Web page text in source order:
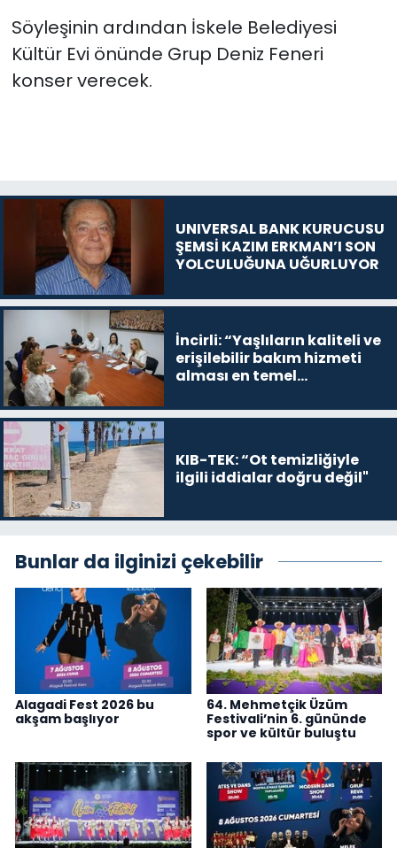
Söyleşinin ardından İskele Belediyesi
Kültür Evi önünde Grup Deniz Feneri
konser verecek.
UNIVERSAL BANK KURUCUSU
ŞEMSİ KAZIM ERKMAN’I SON
YOLCULUĞUNA UĞURLUYOR
İncirli: “Yaşlıların kaliteli ve
erişilebilir bakım hizmeti
alması en temel
KIB-TEK: “Ot temizliğiyle
ilgili iddialar doğru değil"
Bunlar da ilginizi çekebilir
Alagadi Fest 2026 bu
akşam başlıyor
64. Mehmetçik Üzüm
Festivali’nin 6. gününde
spor ve kültür buluştu